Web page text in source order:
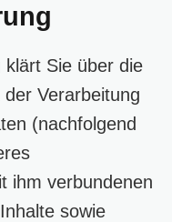
klärt Sie über die
Verarbeitung
(nachfolgend
ihm verbundenen
sowie